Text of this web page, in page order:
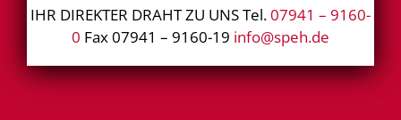
IHR DIREKTER DRAHT ZU UNS Tel.07941 – 9160-
0 Fax 07941 – 9160-19 info@speh.de